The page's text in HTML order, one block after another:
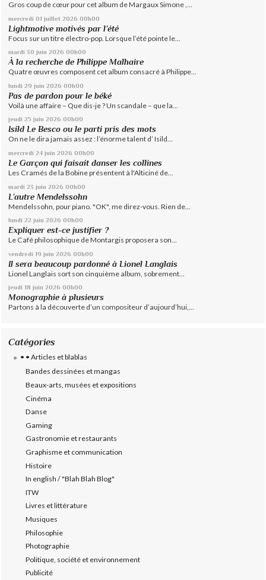
Gros coup de cœur pour cet album de Margaux Simone ,...
mercredi 01 juillet 2026 00h00
Lightmotive motivés par l’été
Focus sur un titre électro-pop. Lorsque l’été pointe le...
mardi 30 juin 2026 00h00
À la recherche de Philippe Malhaire
Quatre œuvres composent cet album consacré à Philippe...
lundi 29 juin 2026 00h00
Pas de pardon pour le béké
Voilà une affaire – Que dis-je ? Un scandale – que la...
jeudi 25 juin 2026 00h00
Isild Le Besco ou le parti pris des mots
On ne le dira jamais assez : l’énorme talent d’ Isild...
mercredi 24 juin 2026 00h00
Le Garçon qui faisait danser les collines
Les Cramés de la Bobine présentent à l'Alticiné de...
mardi 23 juin 2026 00h00
L’autre Mendelssohn
Mendelssohn, pour piano. "OK", me direz-vous. Rien de...
lundi 22 juin 2026 00h00
Expliquer est-ce justifier ?
Le Café philosophique de Montargis proposera son...
vendredi 19 juin 2026 00h00
Il sera beaucoup pardonné à Lionel Langlais
Lionel Langlais sort son cinquième album, sobrement...
jeudi 18 juin 2026 00h00
Monographie à plusieurs
Partons à la découverte d’un compositeur d’aujourd’hui,...
Catégories
• • Articles et blablas
Bandes dessinées et mangas
Beaux-arts, musées et expositions
Cinéma
Danse
Gaming
Gastronomie et restaurants
Graphisme et communication
Histoire
In english / "Blah Blah Blog"
ITW
Livres et littérature
Musiques
Philosophie
Photographie
Politique, société et environnement
Publicité